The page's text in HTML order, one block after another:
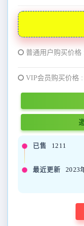
普通用户购买价格
VIP会员购买价格 :
已售 1211
最近更新 2023